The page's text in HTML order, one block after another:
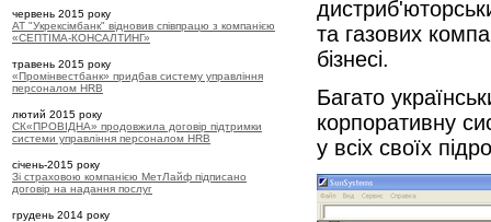
червень 2015 року
АТ "Укрексімбанк" відновив співпрацю з компанією
«СЕПТІМА-КОНСАЛТИНГ»
травень 2015 року
«Промінвестбанк» придбав систему управління
персоналом HRB
лютий 2015 року
СК«ПРОВІДНА» продовжила договір підтримки
системи управління персоналом HRB
січень-2015 року
Зі страховою компанією МетЛайф підписано
договір на надання послуг
грудень 2014 року
та газових
бізнесі.
Багато
корпоративну
у всіх своїх